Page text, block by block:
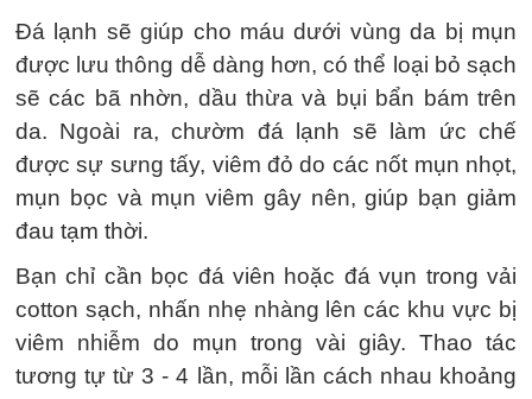
Đá lạnh sẽ giúp cho máu dưới vùng da bị mụn
được lưu thông dễ dàng hơn, có thể loại bỏ sạch
sẽ các bã nhờn, dầu thừa và bụi bẩn bám trên
da. Ngoài ra, chườm đá lạnh sẽ làm ức chế
được sự sưng tấy, viêm đỏ do các nốt mụn nhọt,
mụn bọc và mụn viêm gây nên, giúp bạn giảm
đau tạm thời.
Bạn chỉ cần bọc đá viên hoặc đá vụn trong vải
cotton sạch, nhấn nhẹ nhàng lên các khu vực bị
viêm nhiễm do mụn trong vài giây. Thao tác
tương tự từ 3 - 4 lần, mỗi lần cách nhau khoảng